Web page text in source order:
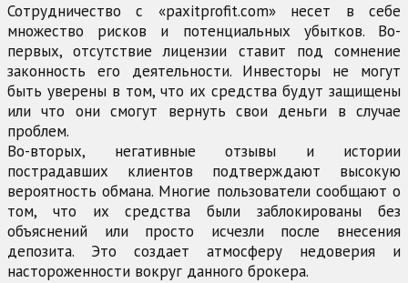
Сотрудничество с «paxitprofit.com» несет в себе
множество рисков и потенциальных убытков. Во-
первых, отсутствие лицензии ставит под сомнение
законность его деятельности. Инвесторы не могут
быть уверены в том, что их средства будут защищены
или что они смогут вернуть свои деньги в случае
проблем.
Во-вторых, негативные отзывы и истории
пострадавших клиентов подтверждают высокую
вероятность обмана. Многие пользователи сообщают о
том, что их средства были заблокированы без
объяснений или просто исчезли после внесения
депозита. Это создает атмосферу недоверия и
настороженности вокруг данного брокера.